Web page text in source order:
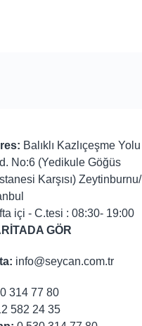
Balıklı Kazlıçeşme Yolu
No:6 (Yedikule Göğüs
Karşısı) Zeytinburnu/
içi - C.tesi : 08:30- 19:00
GÖR
info@seycan.com.tr
314 77 80
582 24 35